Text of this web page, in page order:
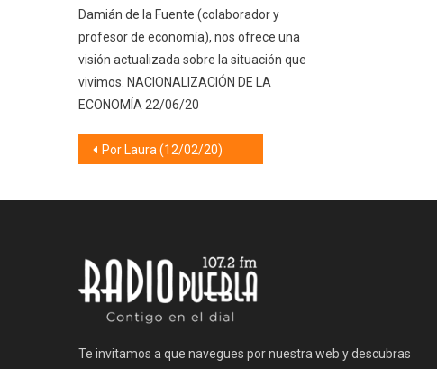
Damián de la Fuente (colaborador y
profesor de economía), nos ofrece una
visión actualizada sobre la situación que
vivimos. NACIONALIZACIÓN DE LA
ECONOMÍA 22/06/20
Navegación
Por Laura (12/02/20)
Te invitamos a que navegues por nuestra web y descubras